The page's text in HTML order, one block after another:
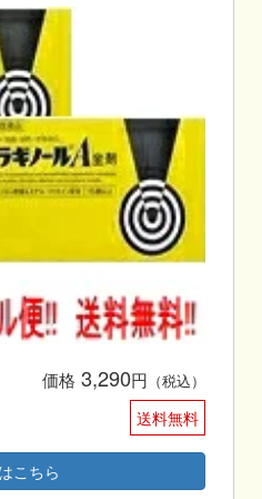
価格 3,290円 （税込）
送料無料
こちら